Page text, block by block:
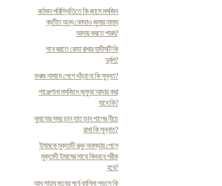
বর্তমান পরিস্থিতিতে কি জামে মসজিদ
ব্যতীত অন্য কোথাও জুমার নামায
আদায় করতে পারব?
শবে বরাতে রোযা রাখার হাদীসটি কি
দুর্বল?
ফরজ নামাযে লেগে দাঁড়ানো কি সুন্নত?
পাঞ্জেগানা মসজিদে জুমুআ আদায় করা
যাবে কি?
ঘুমানোর সময় ডান হাত ডান গালের নীচে
রাখা কি সুন্নাত?
ইমামকে মুক্তাদী রুকু অবস্থায় পেলে
মুক্তাদী ইমামের সাথে কিভাবে শরীক
হবে?
আবু লাহাব মৃত্যুর পূর্বে কালিমা পড়লে কি